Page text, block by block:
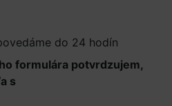
do 24 hodín
formulára potvrdzujem,
s